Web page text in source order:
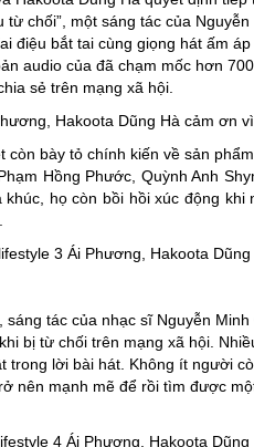
từ chối”, một sáng tác của
điệu bắt tai cùng giọng hát ấm
audio của đã chạm mốc hơn
sẻ trên mạng xã hội.
còn bày tỏ chính kiến về sản
Hồng Phước, Quỳnh Anh
họ còn bồi hồi xúc động khi
tác của nhạc sĩ Nguyễn
bị từ chối trên mạng xã hội.
trong lời bài hát. Không ít người
nên mạnh mẽ để rồi tìm được